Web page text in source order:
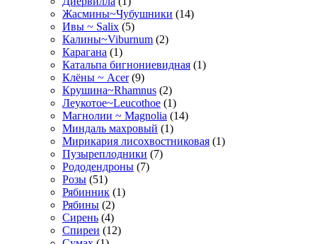
Жасмины~Чубушники (14)
Ивы ~ Salix (5)
Калины~Viburnum (2)
Карагана (1)
Катальпа бигнониевидная (1)
Клёны ~ Acer (9)
Крушина~Rhamnus (2)
Леукотое~Leucothoe (1)
Магнолии ~ Magnolia (14)
Миндаль махровый (1)
Мирикария лисохвостниковая (1)
Пузыреплодники (7)
Рододендроны (7)
Розы (51)
Рябинник (1)
Рябины (2)
Сирень (4)
Спиреи (12)